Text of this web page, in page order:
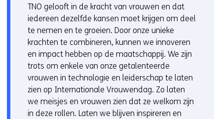
e
r
e
w
e
b
s
i
t
e
TNO gelooft in de kracht van vrouwen en dat
iedereen dezelfde kansen moet krijgen om deel
te nemen en te groeien. Door onze unieke
krachten te combineren, kunnen we innoveren
en impact hebben op de maatschappij. We zijn
trots om enkele van onze getalenteerde
vrouwen in technologie en leiderschap te laten
zien op Internationale Vrouwendag. Zo laten
we meisjes en vrouwen zien dat ze welkom zijn
in deze rollen. Laten we blijven inspireren en